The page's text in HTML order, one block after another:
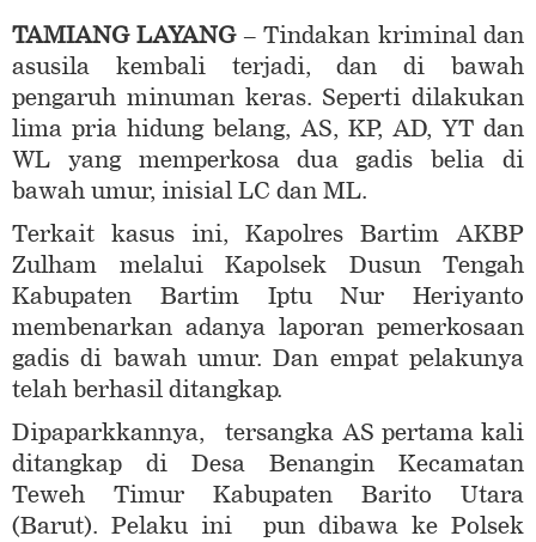
TAMIANG LAYANG– Tindakan kriminal dan
asusila kembali terjadi, dan di bawah
pengaruh minuman keras. Seperti dilakukan
lima pria hidung belang, AS, KP, AD, YT dan
WL yang memperkosa dua gadis belia di
bawah umur, inisial LC dan ML.
Terkait kasus ini, Kapolres Bartim AKBP
Zulham melalui Kapolsek Dusun Tengah
Kabupaten Bartim Iptu Nur Heriyanto
membenarkan adanya laporan pemerkosaan
gadis di bawah umur. Dan empat pelakunya
telah berhasil ditangkap.
Dipaparkkannya, tersangka AS pertama kali
ditangkap di Desa Benangin Kecamatan
Teweh Timur Kabupaten Barito Utara
(Barut). Pelaku ini pun dibawa ke Polsek